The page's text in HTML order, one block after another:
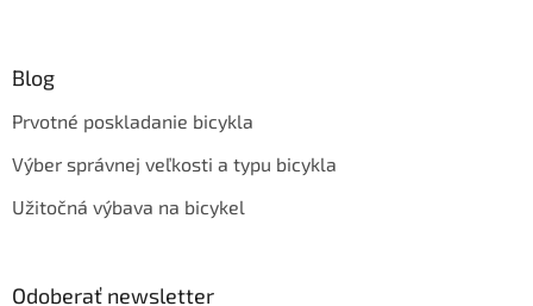
Blog
Prvotné poskladanie bicykla
Výber správnej veľkosti a typu bicykla
Užitočná výbava na bicykel
Odoberať newsletter